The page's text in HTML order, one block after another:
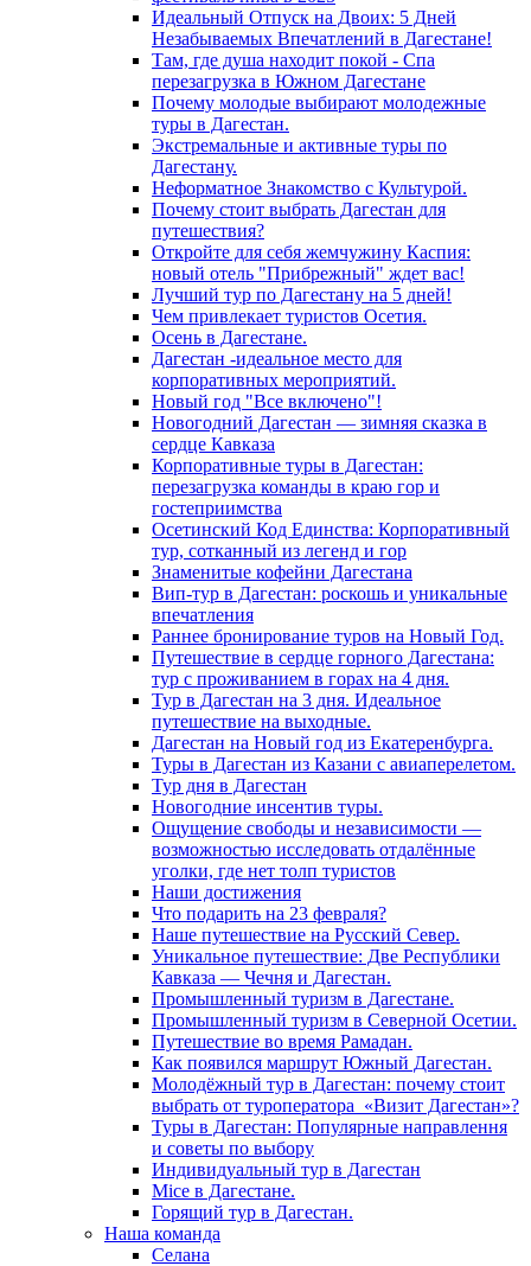
Идеальный Отпуск на Двоих: 5 Дней
Незабываемых Впечатлений в Дагестане!
Там, где душа находит покой - Спа
перезагрузка в Южном Дагестане
Почему молодые выбирают молодежные
туры в Дагестан.
Экстремальные и активные туры по
Дагестану.
Неформатное Знакомство с Культурой.
Почему стоит выбрать Дагестан для
путешествия?
Откройте для себя жемчужину Каспия:
новый отель "Прибрежный" ждет вас!
Лучший тур по Дагестану на 5 дней!
Чем привлекает туристов Осетия.
Осень в Дагестане.
Дагестан -идеальное место для
корпоративных мероприятий.
Новый год "Все включено"!
Новогодний Дагестан — зимняя сказка в
сердце Кавказа
Корпоративные туры в Дагестан:
перезагрузка команды в краю гор и
гостеприимства
Осетинский Код Единства: Корпоративный
тур, сотканный из легенд и гор
Знаменитые кофейни Дагестана
Вип-тур в Дагестан: роскошь и уникальные
впечатления
Раннее бронирование туров на Новый Год.
Путешествие в сердце горного Дагестана:
тур с проживанием в горах на 4 дня.
Тур в Дагестан на 3 дня. Идеальное
путешествие на выходные.
Дагестан на Новый год из Екатеренбурга.
Туры в Дагестан из Казани с авиаперелетом.
Тур дня в Дагестан
Новогодние инсентив туры.
Ощущение свободы и независимости —
возможностью исследовать отдалённые
уголки, где нет толп туристов
Наши достижения
Что подарить на 23 февраля?
Наше путешествие на Русский Север.
Уникальное путешествие: Две Республики
Кавказа — Чечня и Дагестан.
Промышленный туризм в Дагестане.
Промышленный туризм в Северной Осетии.
Путешествие во время Рамадан.
Как появился маршрут Южный Дагестан.
Молодёжный тур в Дагестан: почему стоит
выбрать от туроператора «Визит Дагестан»?
Туры в Дагестан: Популярные направлення
и советы по выбору
Индивидуальный тур в Дагестан
Mice в Дагестане.
Горящий тур в Дагестан.
Наша команда
Селана